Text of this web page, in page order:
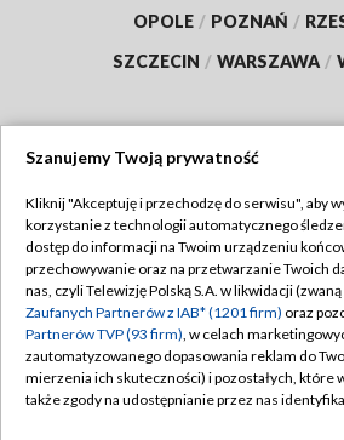
OPOLE / POZNAŃ /
SZCZECIN / WARSZAWA /
TVP
Abonament TVP
Emisja w TVP
Centrum informacji TVP
Naziemna Telewizja Cyfrowa
Regulamin TVP
Polityka
Moje zgody
Pomoc
Szanujemy Twoją prywatność
Kliknij "Akceptuję i przechodzę do serwisu", aby
korzystanie z technologii automatycznego
dostęp do informacji na Twoim urządzeniu
przechowywanie oraz na przetwarzanie Twoich
nas, czyli Telewizję Polską S.A. w likwidacji
Zaufanych Partnerów z IAB* (1201 firm) oraz
Partnerów TVP (93 firm), w celach
zautomatyzowanego dopasowania reklam do
mierzenia ich skuteczności) i pozostałych, które
także zgody na udostępnianie przez nas